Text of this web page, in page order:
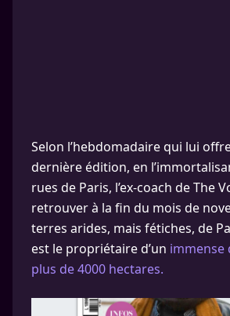
Selon l’hebdomadaire qui lui
dernière édition, en
rues de Paris, l’ex-coach de The
retrouver à la fin du mois de
terres arides, mais fétiches, de
est le propriétaire d’un immense
plus de 4000 hectares.